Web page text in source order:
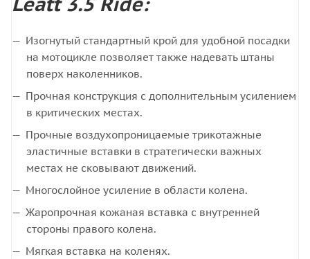
Изогнутый стандартный крой для удобной посадки
на мотоцикле позволяет также надевать штаны
поверх наколенников.
Прочная конструкция с дополнительным усилением
в критических местах.
Прочные воздухопроницаемые трикотажные
эластичные вставки в стратегически важных
местах не сковывают движений.
Многослойное усиление в области колена.
Жаропрочная кожаная вставка с внутренней
стороны правого колена.
Мягкая вставка на коленях.